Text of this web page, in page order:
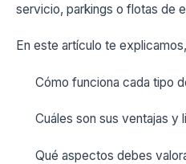
servicio, parkings o flotas de
En este artículo te
Cómo funciona cada tipo
Cuáles son sus ventajas y
Qué aspectos debes